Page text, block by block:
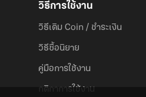
วิธีการใช้งาน
วิธีเติม Coin / ชำระเงิน
วิธีซื้อนิยาย
คู่มือการใช้งาน
กติกาการใช้งาน